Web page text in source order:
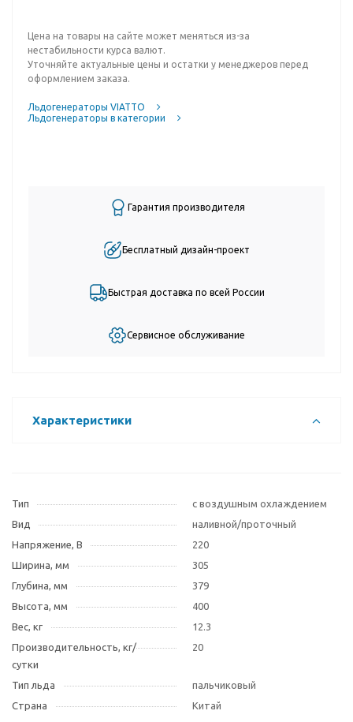
Цена на товары на сайте может меняться из-за
нестабильности курса валют.
Уточняйте актуальные цены и остатки у менеджеров перед
оформлением заказа.
Льдогенераторы VIATTO
Льдогенераторы в категории
Гарантия производителя
Бесплатный дизайн-проект
Быстрая доставка по всей России
Сервисное обслуживание
Характеристики
Тип
с воздушным охлаждением
Вид
наливной/проточный
Напряжение, В
220
Ширина, мм
305
Глубина, мм
379
Высота, мм
400
Вес, кг
12.3
Производительность, кг/
сутки
20
Тип льда
пальчиковый
Страна
Китай